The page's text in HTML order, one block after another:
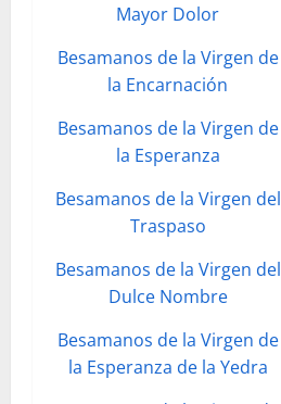
Mayor Dolor
Besamanos de la Virgen de
la Encarnación
Besamanos de la Virgen de
la Esperanza
Besamanos de la Virgen del
Traspaso
Besamanos de la Virgen del
Dulce Nombre
Besamanos de la Virgen de
la Esperanza de la Yedra